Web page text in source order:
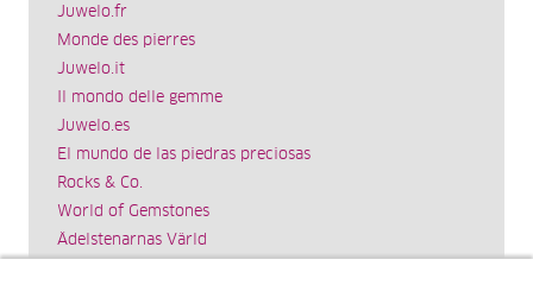
Juwelo.fr
Monde des pierres
Juwelo.it
Il mondo delle gemme
Juwelo.es
El mundo de las piedras preciosas
Rocks & Co.
World of Gemstones
Ädelstenarnas Värld